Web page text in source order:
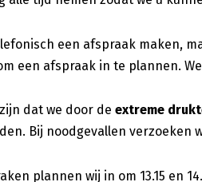
een afspraak maken,
een afspraak in te plannen.
dat we door deextreme
Bij noodgevallen verzoeken
plannen wij in om 13.15 en